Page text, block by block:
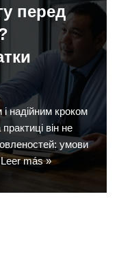
перед
надійним кроком
він не
умови
Leer más »